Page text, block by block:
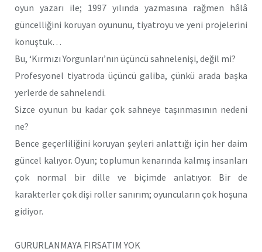
oyun yazarı ile; 1997 yılında yazmasına rağmen hâlâ
güncelliğini koruyan oyununu, tiyatroyu ve yeni projelerini
konuştuk…
Bu, ‘Kırmızı Yorgunları’nın üçüncü sahnelenişi, değil mi?
Profesyonel tiyatroda üçüncü galiba, çünkü arada başka
yerlerde de sahnelendi.
Sizce oyunun bu kadar çok sahneye taşınmasının nedeni
ne?
Bence geçerliliğini koruyan şeyleri anlattığı için her daim
güncel kalıyor. Oyun; toplumun kenarında kalmış insanları
çok normal bir dille ve biçimde anlatıyor. Bir de
karakterler çok dişi roller sanırım; oyuncuların çok hoşuna
gidiyor.
GURURLANMAYA FIRSATIM YOK